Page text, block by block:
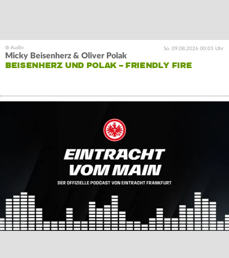
So. 09.08.2026 00:01 Uhr
Micky Beisenherz & Oliver Polak
BEISENHERZ UND POLAK – FRIENDLY FIRE